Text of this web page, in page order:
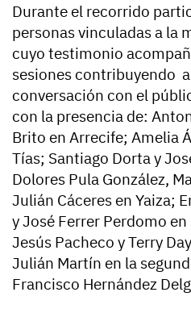
Durante el recorrido
personas vinculadas a la
cuyo testimonio
sesiones contribuyendo
conversación con el
con la presencia de:
Brito en Arrecife; Amelia
Tías; Santiago Dorta y
Dolores Pula González,
Julián Cáceres en Yaiza;
y José Ferrer Perdomo
Jesús Pacheco y Terry
Julián Martín en la
Francisco Hernández